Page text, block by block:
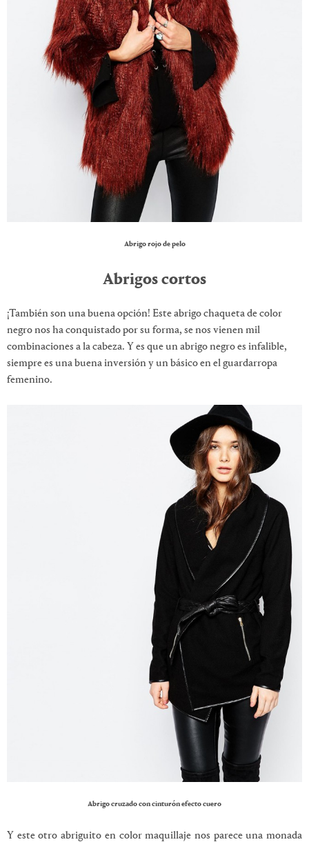
Abrigo rojo de pelo
Abrigos cortos
¡También son una buena opción! Este abrigo chaqueta de color
negro nos ha conquistado por su forma, se nos vienen mil
combinaciones a la cabeza. Y es que un abrigo negro es infalible,
siempre es una buena inversión y un básico en el guardarropa
femenino.
Abrigo cruzado con cinturón efecto cuero
Y este otro abriguito en color maquillaje nos parece una monada